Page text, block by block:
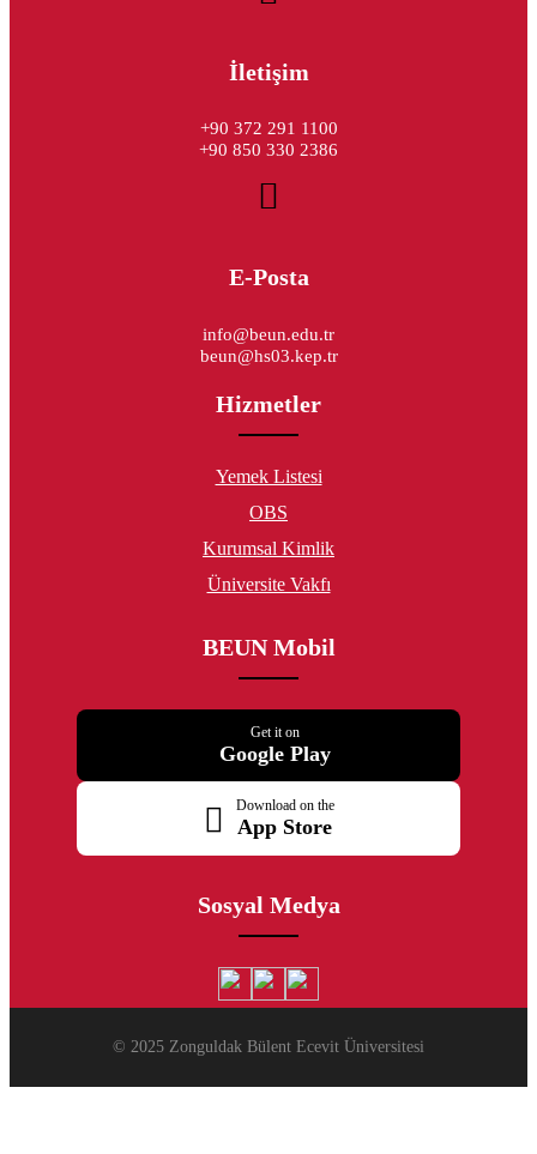
İletişim
+90 372 291 1100
+90 850 330 2386
E-Posta
info@beun.edu.tr
beun@hs03.kep.tr
Hizmetler
Yemek Listesi
OBS
Kurumsal Kimlik
Üniversite Vakfı
BEUN Mobil
Get it on
Google Play
Download on the
App Store
Sosyal Medya
© 2025 Zonguldak Bülent Ecevit Üniversitesi